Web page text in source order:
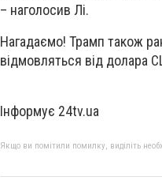
– наголосив Лі.
Нагадаємо! Трамп також
відмовляться від долара
Інформує 24tv.ua
Якщо ви помітили помилку, виділіть